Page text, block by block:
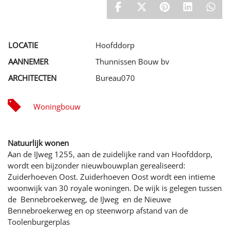
Intern opleiden en doorgroeien
LOCATIE
Hoofddorp
AANNEMER
Thunnissen Bouw bv
ARCHITECTEN
Bureau070
Woningbouw
Natuurlijk wonen
Aan de IJweg 1255, aan de zuidelijke rand van Hoofddorp,
wordt een bijzonder nieuwbouwplan gerealiseerd:
Zuiderhoeven Oost. Zuiderhoeven Oost wordt een intieme
woonwijk van 30 royale woningen. De wijk is gelegen tussen
de Bennebroekerweg, de IJweg en de Nieuwe
Bennebroekerweg en op steenworp afstand van de
Toolenburgerplas